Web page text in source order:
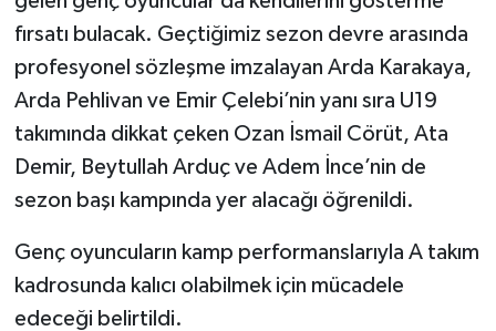
fırsatı bulacak. Geçtiğimiz sezon devre arasında
profesyonel sözleşme imzalayan Arda Karakaya,
Arda Pehlivan ve Emir Çelebi’nin yanı sıra U19
takımında dikkat çeken Ozan İsmail Cörüt, Ata
Demir, Beytullah Arduç ve Adem İnce’nin de
sezon başı kampında yer alacağı öğrenildi.
Genç oyuncuların kamp performanslarıyla A takım
kadrosunda kalıcı olabilmek için mücadele
edeceği belirtildi.